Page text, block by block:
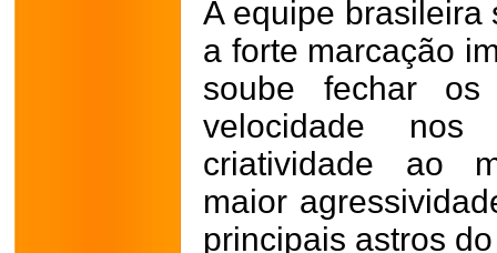
A equipe brasileira
a forte marcação
soube fechar
velocidade nos
criatividade ao
maior
principais astros